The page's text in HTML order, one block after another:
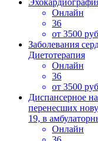
Онлайн
36
от 3500
Заболевания
Диетотерапия
Онлайн
36
от 3500
Диспансерное
перенесших
19, в
Онлайн